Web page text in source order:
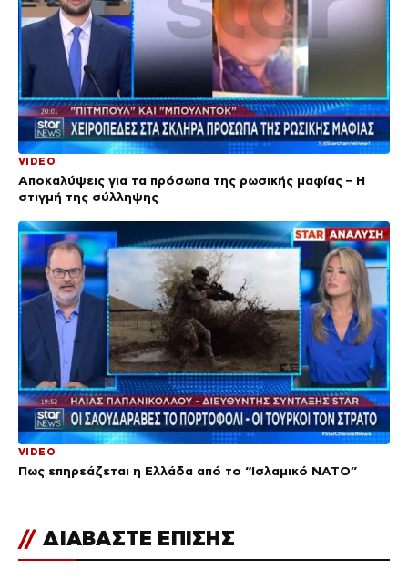
VIDEO
Αποκαλύψεις για τα πρόσωπα της ρωσικής μαφίας – Η
στιγμή της σύλληψης
VIDEO
Πως επηρεάζεται η Ελλάδα από το “Ισλαμικό ΝΑΤΟ”
// ΔΙΑΒΑΣΤΕ ΕΠΙΣΗΣ